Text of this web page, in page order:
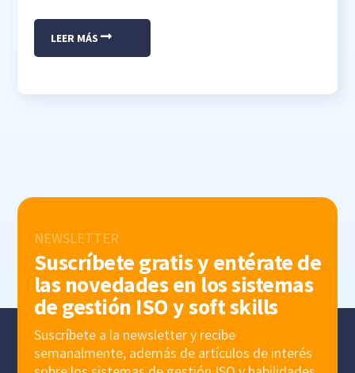
LEER MÁS
NEWSLETTER
Suscríbete gratis y entérate de
las novedades en los sistemas
de gestión ISO y soft skills
Suscríbete a la newsletter y recibe
semanalmente, además de artículos de interés